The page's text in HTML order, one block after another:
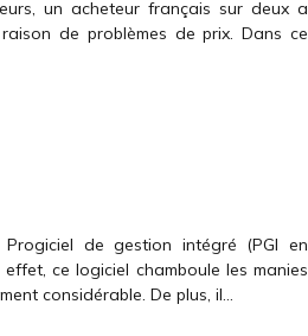
un acheteur français sur deux a
de problèmes de prix. Dans ce
Progiciel de gestion intégré (PGI en
ce logiciel chamboule les manies
considérable. De plus, il…